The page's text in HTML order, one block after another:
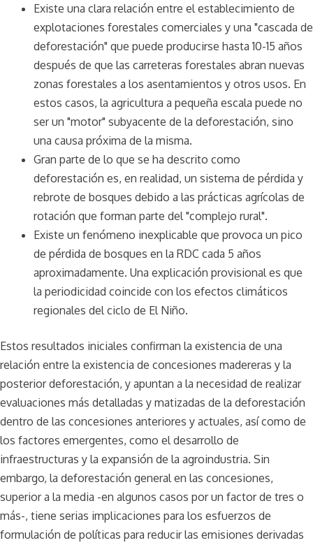
Existe una clara relación entre el establecimiento de
explotaciones forestales comerciales y una "cascada de
deforestación" que puede producirse hasta 10-15 años
después de que las carreteras forestales abran nuevas
zonas forestales a los asentamientos y otros usos. En
estos casos, la agricultura a pequeña escala puede no
ser un "motor" subyacente de la deforestación, sino
una causa próxima de la misma.
Gran parte de lo que se ha descrito como
deforestación es, en realidad, un sistema de pérdida y
rebrote de bosques debido a las prácticas agrícolas de
rotación que forman parte del "complejo rural".
Existe un fenómeno inexplicable que provoca un pico
de pérdida de bosques en la RDC cada 5 años
aproximadamente. Una explicación provisional es que
la periodicidad coincide con los efectos climáticos
regionales del ciclo de El Niño.
Estos resultados iniciales confirman la existencia de una
relación entre la existencia de concesiones madereras y la
posterior deforestación, y apuntan a la necesidad de realizar
evaluaciones más detalladas y matizadas de la deforestación
dentro de las concesiones anteriores y actuales, así como de
los factores emergentes, como el desarrollo de
infraestructuras y la expansión de la agroindustria. Sin
embargo, la deforestación general en las concesiones,
superior a la media -en algunos casos por un factor de tres o
más-, tiene serias implicaciones para los esfuerzos de
formulación de políticas para reducir las emisiones derivadas